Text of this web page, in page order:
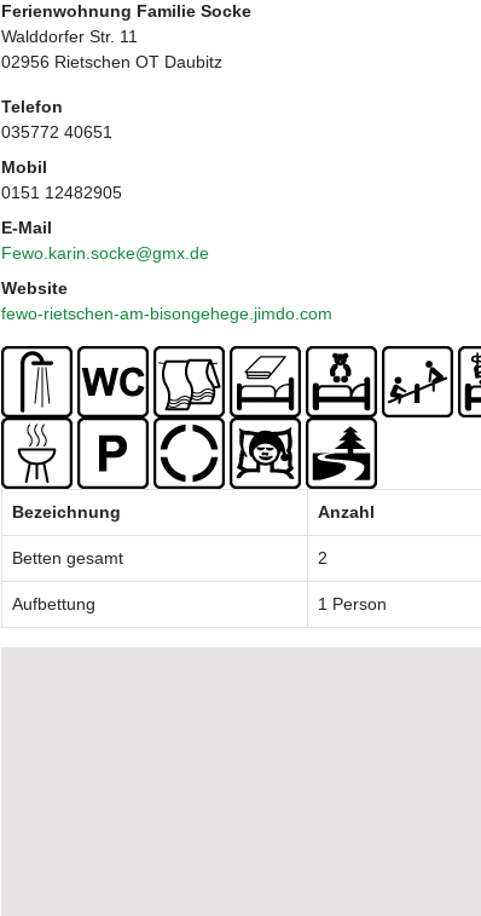
Ferienwohnung Familie Socke
Walddorfer Str. 11
02956 Rietschen OT Daubitz
Telefon
035772 40651
Mobil
0151 12482905
E-Mail
Fewo.karin.socke@gmx.de
Website
fewo-rietschen-am-bisongehege.jimdo.com
Bezeichnung Anzahl
Betten gesamt 2
Aufbettung 1 Person